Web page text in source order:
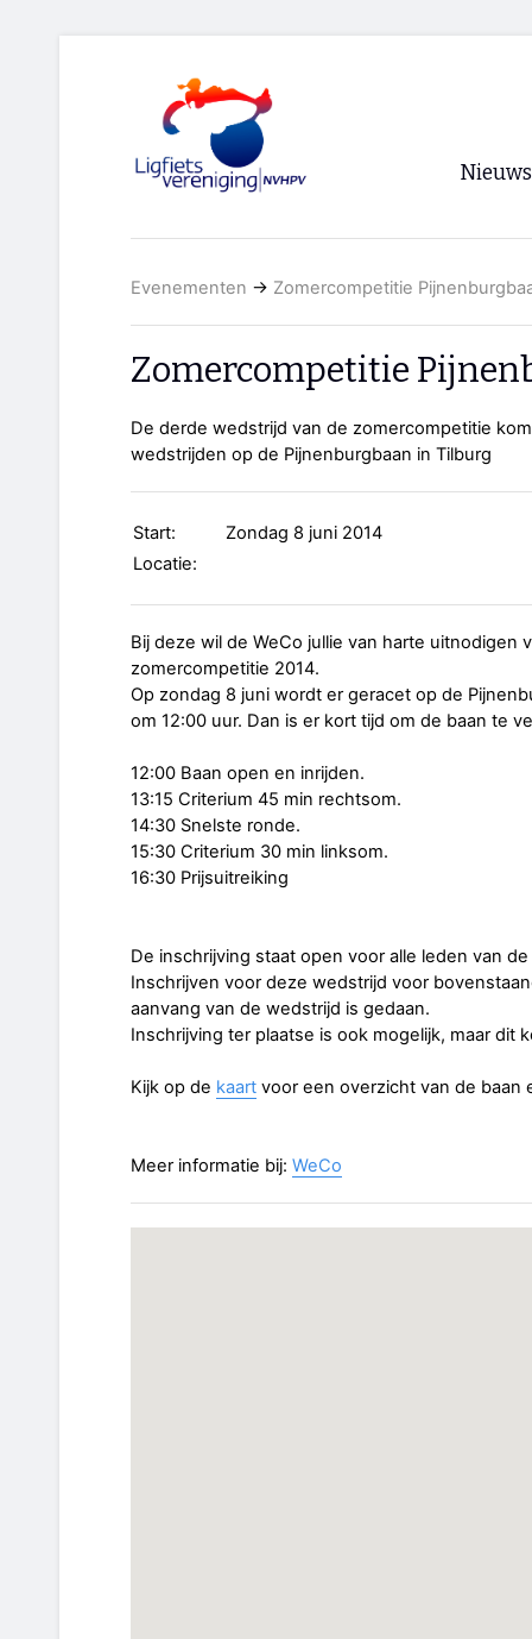
Nieuws
Evenementen → Zomercompetitie
Zomercompetitie
De derde wedstrijd van de zomercompetitie
wedstrijden op de Pijnenburgbaan in Tilburg
Start:
Zondag 8 juni 2014
Locatie:
Bij deze wil de WeCo jullie van harte uitnodigen
zomercompetitie 2014.
Op zondag 8 juni wordt er geracet op de
om 12:00 uur. Dan is er kort tijd om de baan te
12:00 Baan open en inrijden.
13:15 Criterium 45 min rechtsom.
14:30 Snelste ronde.
15:30 Criterium 30 min linksom.
16:30 Prijsuitreiking
De inschrijving staat open voor alle leden van
Inschrijven voor deze wedstrijd voor
aanvang van de wedstrijd is gedaan.
Inschrijving ter plaatse is ook mogelijk, maar dit
Kijk op de kaart voor een overzicht van de baan
Meer informatie bij: WeCo